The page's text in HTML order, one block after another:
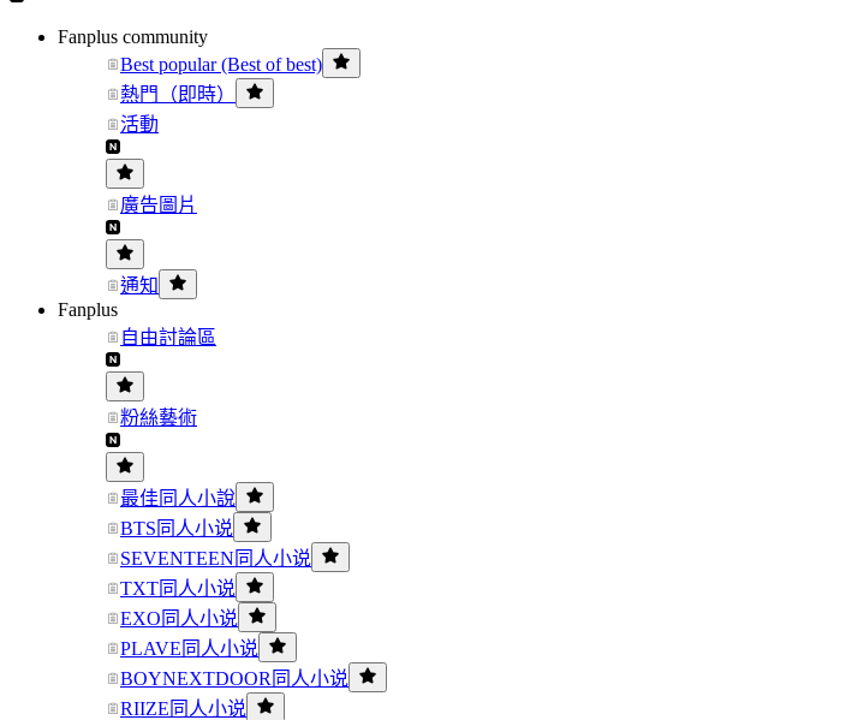
Fanplus community
Best popular (Best of best)
熱門（即時）
活動
廣告圖片
通知
Fanplus
自由討論區
粉絲藝術
最佳同人小說
BTS同人小说
SEVENTEEN同人小说
TXT同人小说
EXO同人小说
PLAVE同人小说
BOYNEXTDOOR同人小说
RIIZE同人小说